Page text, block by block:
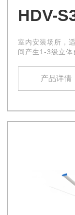
HDV-
室内安装场所，
间产生1-3级立体
产品详情